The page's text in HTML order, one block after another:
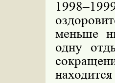
меньше
одну